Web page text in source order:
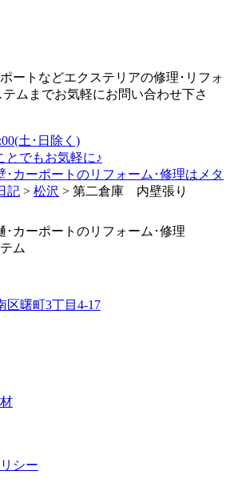
ートなどエクステリアの修理･リフォ
ムまでお気軽にお問い合わせ下さ
土･日除く)
とでもお気軽に♪
･カーポートのリフォーム･修理はメタ
記 > 松沢 > 第二倉庫 内壁張り
･カーポートのリフォーム･修理
ム
区曙町3丁目4-17
シー